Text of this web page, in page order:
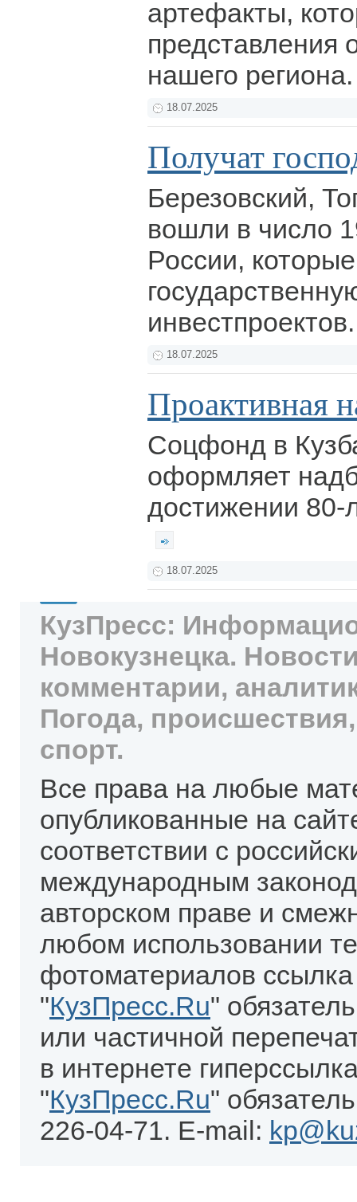
артефакты,
представления
нашего
18.07.2025
Получат
Березовский,
вошли в число
России,
18.07.2025
Проактивная
Соцфонд в
оформляет
достижении 80-
18.07.2025
КузПресс:
Новокузнецка.
комментарии,
Погода,
спорт.
Все права на любые
опубликованные на
соответствии с
международным
авторском праве и
любом использовании
фотоматериалов
"КузПресс.Ru"
или частичной
в интернете
"КузПресс.Ru"
226-04-71. E-mail: